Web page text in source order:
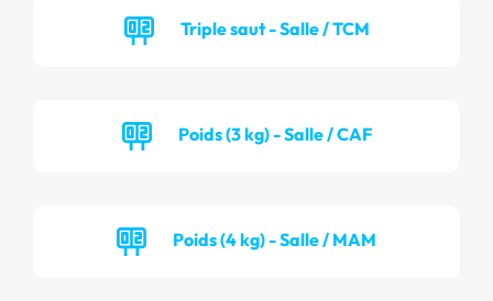
Triple saut - Salle / TCM
Poids (3 kg) - Salle / CAF
Poids (4 kg) - Salle / MAM